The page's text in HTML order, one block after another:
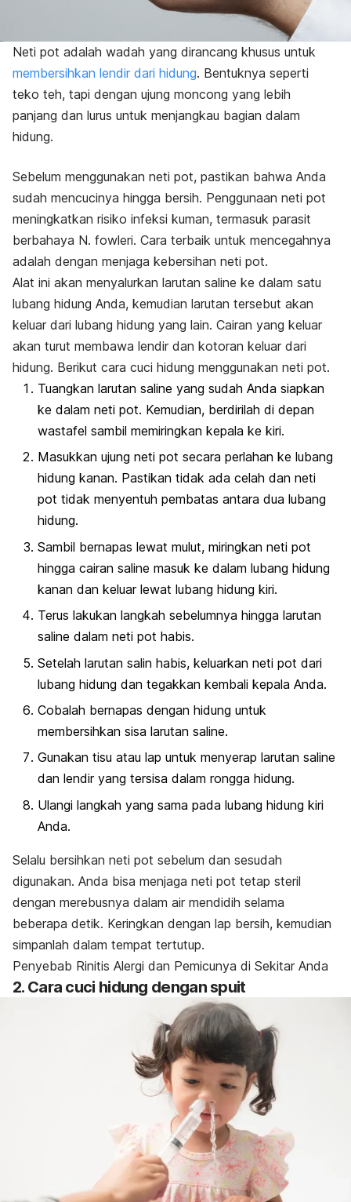
Neti pot adalah wadah yang dirancang khusus untuk
membersihkan lendir dari hidung. Bentuknya seperti
teko teh, tapi dengan ujung moncong yang lebih
panjang dan lurus untuk menjangkau bagian dalam
hidung.
Sebelum menggunakan neti pot, pastikan bahwa Anda
sudah mencucinya hingga bersih. Penggunaan neti pot
meningkatkan risiko infeksi kuman, termasuk parasit
berbahaya N. fowleri. Cara terbaik untuk mencegahnya
adalah dengan menjaga kebersihan neti pot.
Alat ini akan menyalurkan larutan saline ke dalam satu
lubang hidung Anda, kemudian larutan tersebut akan
keluar dari lubang hidung yang lain. Cairan yang keluar
akan turut membawa lendir dan kotoran keluar dari
hidung. Berikut cara cuci hidung menggunakan neti pot.
Tuangkan larutan saline yang sudah Anda siapkan
ke dalam neti pot. Kemudian, berdirilah di depan
wastafel sambil memiringkan kepala ke kiri.
Masukkan ujung neti pot secara perlahan ke lubang
hidung kanan. Pastikan tidak ada celah dan neti
pot tidak menyentuh pembatas antara dua lubang
hidung.
Sambil bernapas lewat mulut, miringkan neti pot
hingga cairan saline masuk ke dalam lubang hidung
kanan dan keluar lewat lubang hidung kiri.
Terus lakukan langkah sebelumnya hingga larutan
saline dalam neti pot habis.
Setelah larutan salin habis, keluarkan neti pot dari
lubang hidung dan tegakkan kembali kepala Anda.
Cobalah bernapas dengan hidung untuk
membersihkan sisa larutan saline.
Gunakan tisu atau lap untuk menyerap larutan saline
dan lendir yang tersisa dalam rongga hidung.
Ulangi langkah yang sama pada lubang hidung kiri
Anda.
Selalu bersihkan neti pot sebelum dan sesudah
digunakan. Anda bisa menjaga neti pot tetap steril
dengan merebusnya dalam air mendidih selama
beberapa detik. Keringkan dengan lap bersih, kemudian
simpanlah dalam tempat tertutup.
Penyebab Rinitis Alergi dan Pemicunya di Sekitar Anda
2. Cara cuci hidung dengan spuit